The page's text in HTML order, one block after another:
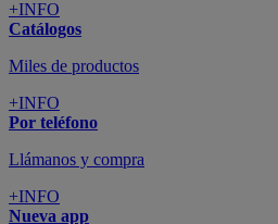
+INFO
Catálogos
Miles de productos
+INFO
Por teléfono
Llámanos y compra
+INFO
Nueva app